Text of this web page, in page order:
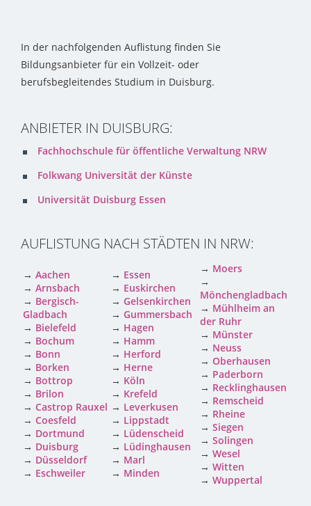
In der nachfolgenden Auflistung finden Sie
Bildungsanbieter für ein Vollzeit- oder
berufsbegleitendes Studium in Duisburg.
ANBIETER IN DUISBURG:
Fachhochschule für öffentliche Verwaltung NRW
Folkwang Universität der Künste
Universität Duisburg Essen
AUFLISTUNG NACH STÄDTEN IN NRW:
→ Aachen
→ Arnsbach
→ Bergisch-
Gladbach
→ Bielefeld
→ Bochum
→ Bonn
→ Borken
→ Bottrop
→ Brilon
→ Castrop Rauxel
→ Coesfeld
→ Dortmund
→ Duisburg
→ Düsseldorf
→ Eschweiler
→ Essen
→ Euskirchen
→ Gelsenkirchen
→ Gummersbach
→ Hagen
→ Hamm
→ Herford
→ Herne
→ Köln
→ Krefeld
→ Leverkusen
→ Lippstadt
→ Lüdenscheid
→ Lüdinghausen
→ Marl
→ Minden
→ Moers
→
Mönchengladbach
→ Mühlheim an
der Ruhr
→ Münster
→ Neuss
→ Oberhausen
→ Paderborn
→ Recklinghausen
→ Remscheid
→ Rheine
→ Siegen
→ Solingen
→ Wesel
→ Witten
→ Wuppertal